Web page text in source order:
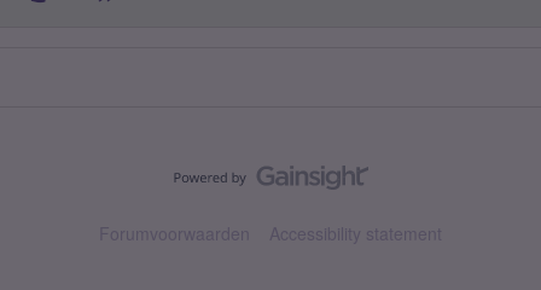
Forumvoorwaarden Accessibility statement